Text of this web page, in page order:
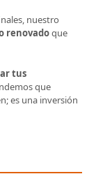
nuestro
renovadoque
tus
que
es una inversión